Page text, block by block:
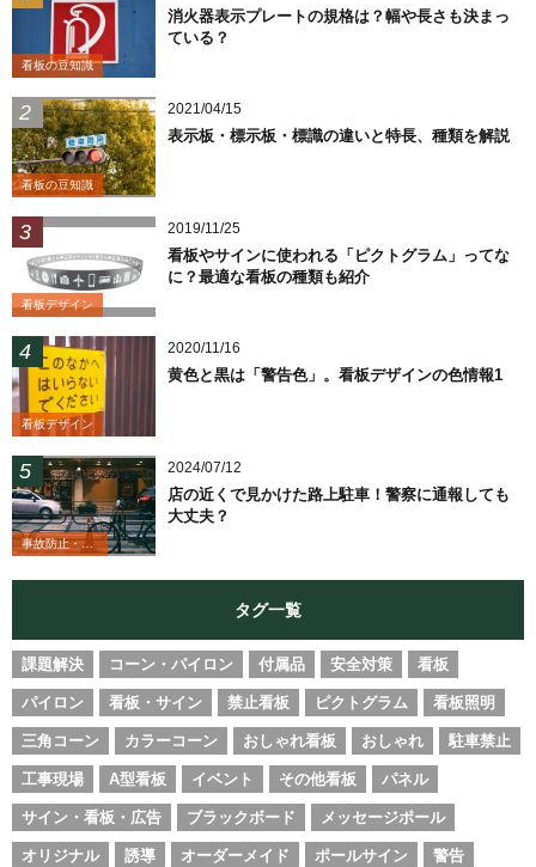
看板の豆知識
消火器表示プレートの規格は？幅や長さも決まっ
ている？
看板の豆知識
2021/04/15
表示板・標示板・標識の違いと特長、種類を解説
看板デザイン
2019/11/25
看板やサインに使われる「ピクトグラム」ってな
に？最適な看板の種類も紹介
看板デザイン
2020/11/16
黄色と黒は「警告色」。看板デザインの色情報1
事故防止・業務改善
2024/07/12
店の近くで見かけた路上駐車！警察に通報しても
大丈夫？
タグ一覧
課題解決 コーン・パイロン 付属品 安全対策 看板
パイロン 看板・サイン 禁止看板 ピクトグラム 看板照明
三角コーン カラーコーン おしゃれ看板 おしゃれ 駐車禁止
工事現場 A型看板 イベント その他看板 パネル
サイン・看板・広告 ブラックボード メッセージポール
オリジナル 誘導 オーダーメイド ポールサイン 警告